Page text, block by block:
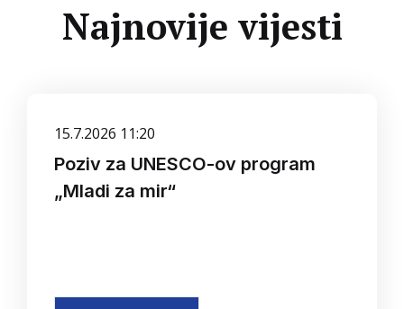
Najnovije vijesti
15.7.2026 11:20
Poziv za UNESCO-ov program
„Mladi za mir“